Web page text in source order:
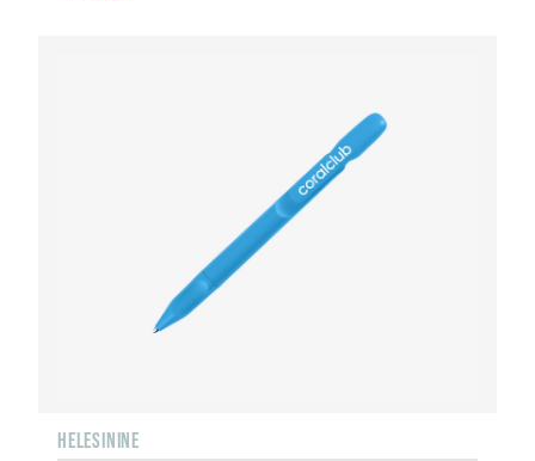
HELESININE